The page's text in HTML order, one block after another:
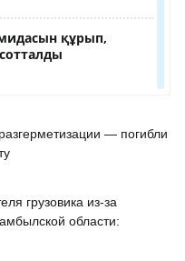
— погибли
грузовика из-за
области: